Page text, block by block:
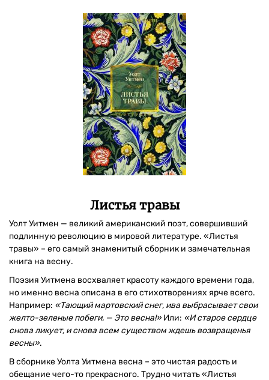
Листья травы
Уолт Уитмен — великий американский поэт, совершивший
подлинную революцию в мировой литературе. «Листья
травы» – его самый знаменитый сборник и замечательная
книга на весну.
Поэзия Уитмена восхваляет красоту каждого времени года,
но именно весна описана в его стихотворениях ярче всего.
Например: «Тающий мартовский снег, ива выбрасывает свои
желто-зеленые побеги, — Это весна!» Или: «И старое сердце
снова ликует, и снова всем существом ждешь возвращенья
весны».
В сборнике Уолта Уитмена весна – это чистая радость и
обещание чего-то прекрасного. Трудно читать «Листья